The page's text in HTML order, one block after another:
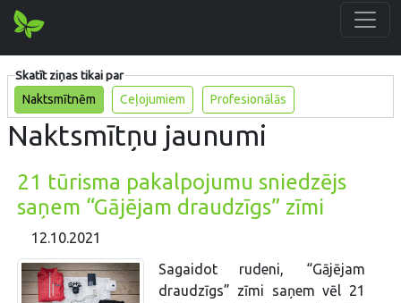
Skatīt ziņas tikai par
Naktsmītnēm
Ceļojumiem Profesionālās
Naktsmītņu jaunumi
21 tūrisma pakalpojumu sniedzējs
saņem “Gājējam draudzīgs” zīmi
12.10.2021
Sagaidot rudeni, “Gājējam
draudzīgs” zīmi saņem vēl 21